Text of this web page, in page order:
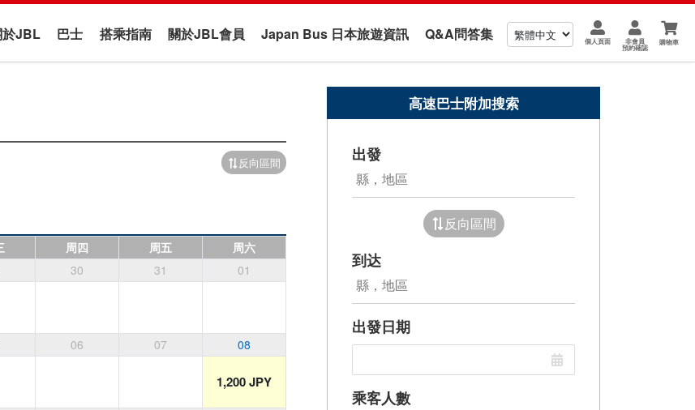
於JBL 巴士 搭乘指南 關於JBL會員 Japan Bus 日本旅遊資訊 Q&A問答集 個人頁面 非會員
預約確認
購物車
反向區間
周四 周五
周六
30 31 01
06 07 08
1,200 JPY
高速巴士附加搜索
出發
反向區間
到达
出發日期
乘客人數